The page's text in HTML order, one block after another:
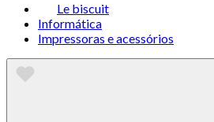
Le biscuit
Informática
Impressoras e acessórios